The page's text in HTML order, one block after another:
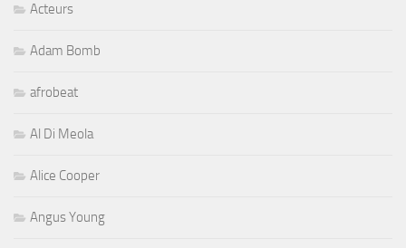
Acteurs
Adam Bomb
afrobeat
Al Di Meola
Alice Cooper
Angus Young